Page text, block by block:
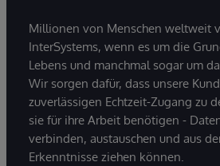
Millionen von Menschen weltweit
InterSystems, wenn es um die
Lebens und manchmal sogar um
Wir sorgen dafür, dass unsere
zuverlässigen Echtzeit-Zugang zu
sie für ihre Arbeit benötigen -
verbinden, austauschen und aus
Erkenntnisse ziehen können.